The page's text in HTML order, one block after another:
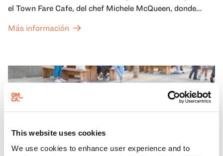
This website uses cookies
We use cookies to enhance user experience and to
el Town Fare Cafe, del chef Michele McQueen, donde
fondo, o explora las galerías, que cobran vida por la noche
adultos!
Más información